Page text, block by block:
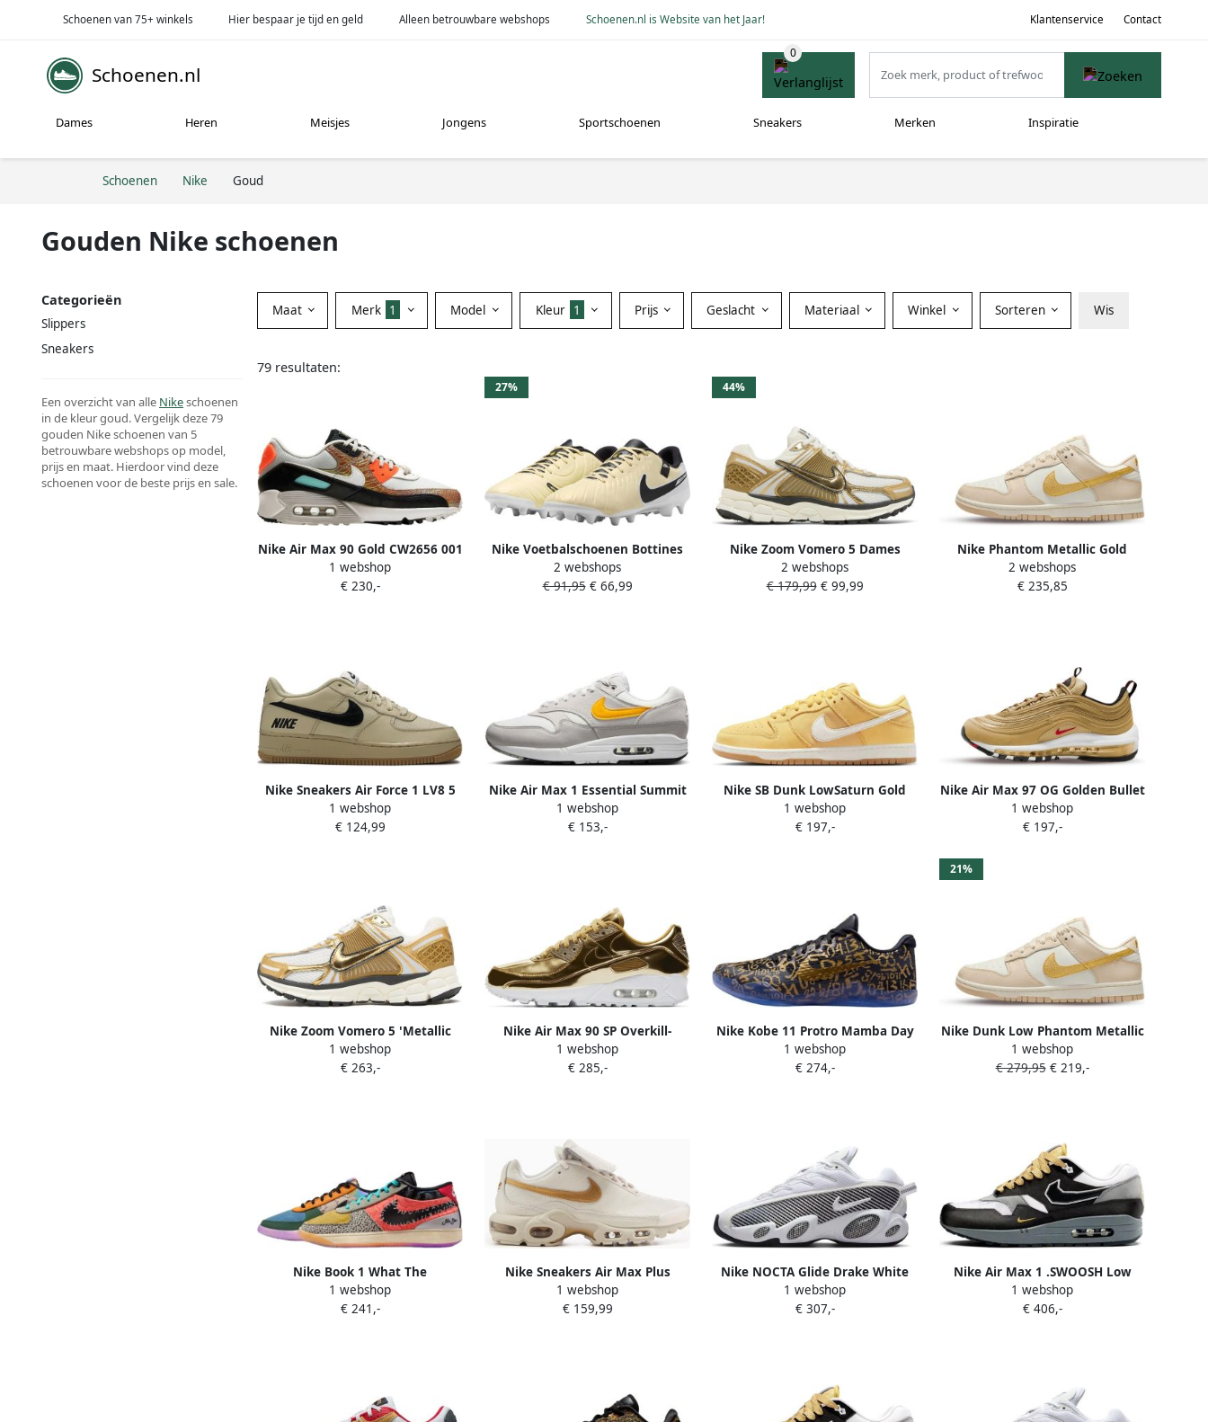
Schoenen van 75+ winkels Hier bespaar je tijd en geld Alleen betrouwbare webshops Schoenen.nl is Website van het Jaar! Klantenservice Contact
Schoenen.nl
Dames Heren Meisjes Jongens Sportschoenen Sneakers Merken Inspiratie
Schoenen Nike Goud
Gouden Nike schoenen
Categorieën
Slippers
Sneakers
Een overzicht van alle Nikeschoenen
in de kleur goud. Vergelijk deze 79
gouden Nike schoenen van 5
betrouwbare webshops op model,
prijs en maat. Hierdoor vind deze
schoenen voor de beste prijs en sale.
Maat Merk 1 Model Kleur 1 Prijs Geslacht Materiaal Winkel Sorteren Wis
79 resultaten:
Nike Air Max 90 Gold CW2656 001
Dames Sneaker Reptile
1 webshop
€ 230,-
27%
Nike Voetbalschoenen Bottines
Tiempo Legend 10 Academy MG
cuir
2 webshops
€ 91,95€ 66,99
44%
Nike Zoom Vomero 5 Dames
Limited Edition Sneaker Wit Goud
2 webshops
€ 179,99€ 99,99
Nike Phantom Metallic Gold
Retro Sneakers
2 webshops
€ 235,85
Nike Sneakers Air Force 1 LV8 5
Gold
1 webshop
€ 124,99
Nike Air Max 1 Essential Summit
White University Gold
1 webshop
€ 153,-
Nike SB Dunk LowSaturn Gold
1 webshop
€ 197,-
Nike Air Max 97 OG Golden Bullet
(W)
1 webshop
€ 197,-
Nike Zoom Vomero 5 'Metallic
Gold' (W)
1 webshop
€ 263,-
Nike Air Max 90 SP Overkill-
Sneakers Dames
1 webshop
€ 285,-
Nike Kobe 11 Protro Mamba Day
1 webshop
€ 274,-
21%
Nike Dunk Low Phantom Metallic
Gold (W) DX5930
1 webshop
€ 279,95€ 219,-
Nike Book 1 What The
1 webshop
€ 241,-
Nike Sneakers Air Max Plus
Tiempo Metallic Gold
1 webshop
€ 159,99
Nike NOCTA Glide Drake White
Black
1 webshop
€ 307,-
Nike Air Max 1 .SWOOSH Low
Poly Big Head Mode
1 webshop
€ 406,-